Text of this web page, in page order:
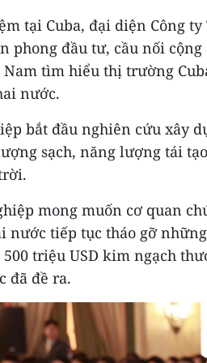
tại Cuba, đại diện Công
phong đầu tư, cầu nối
tìm hiểu thị trường
nước.
bắt đầu nghiên cứu xây
sạch, năng lượng tái
mong muốn cơ quan
nước tiếp tục tháo gỡ
triệu USD kim ngạch
đã đề ra.